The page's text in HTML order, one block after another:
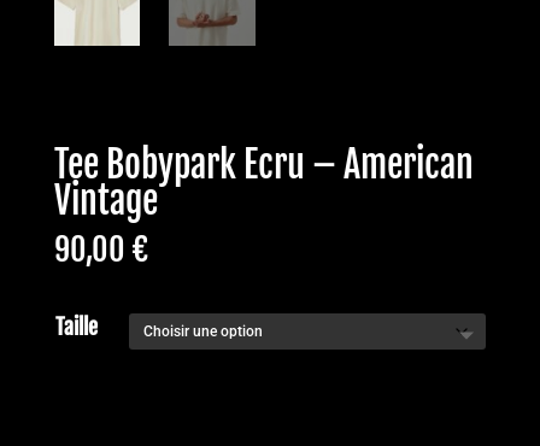
Tee Bobypark Ecru – American
Vintage
90,00 €
Taille